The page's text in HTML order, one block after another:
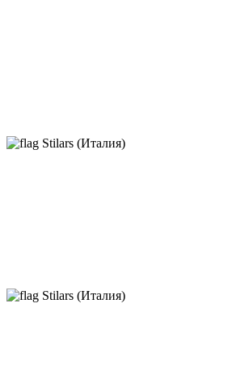
Stilars (Италия)
Stilars (Италия)